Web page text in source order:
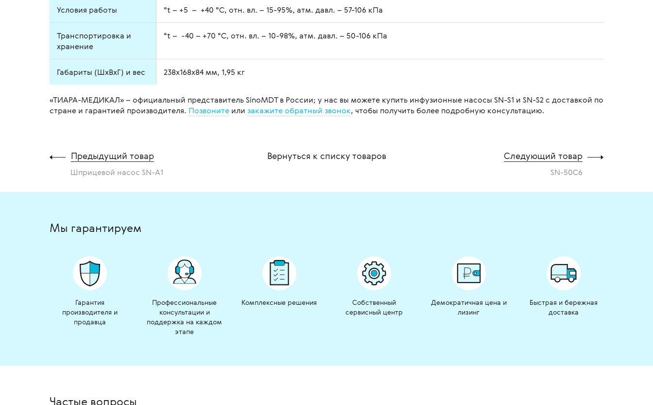
Условия работы °t – +5 – +40 °C, отн. вл. – 15-95%, атм. давл. – 57-106 кПа
Транспортировка и
хранение
°t – -40 – +70 °C, отн. вл. – 10-98%, атм. давл. – 50-106 кПа
Габариты (ШхВхГ) и вес 238х168х84 мм, 1,95 кг
«ТИАРА-МЕДИКАЛ» – официальный представитель SinoMDT в России; у нас вы можете купить инфузионные насосы SN-S1 и SN-S2 с доставкой по
стране и гарантией производителя. Позвоните или закажите обратный звонок, чтобы получить более подробную консультацию.
Вернуться к списку товаров
Предыдущий товар
Шприцевой насос SN-A1
Следующий товар
SN-50C6
Мы гарантируем
Гарантия
производителя и
продавца
Профессиональные
консультации и
поддержка на каждом
этапе
Комплексные решения
Собственный
сервисный центр
Демократичная цена и
лизинг
Быстрая и бережная
доставка
Частые вопросы